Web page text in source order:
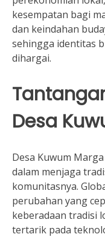
kesempatan bagi
dan keindahan
sehingga identitas
dihargai.
Desa
Desa Kuwum
dalam menjaga
komunitasnya.
perubahan yang
keberadaan tradisi
tertarik pada